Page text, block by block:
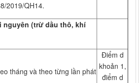
2019/QH14.
nguyên (trừ dầu thô, khí
tháng và theo từng lần phát
Điểm d
khoản 1,
điểm d